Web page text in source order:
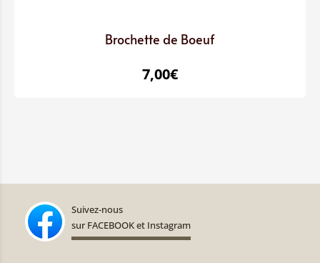
Brochette de Boeuf
7,00€
Suivez-nous
sur FACEBOOK et Instagram